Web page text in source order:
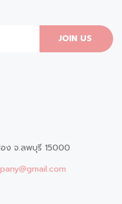
JOIN US
อง จ.ลพบุรี 15000